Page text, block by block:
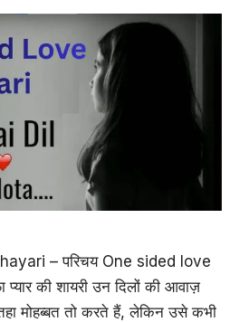
– परिचय One sided love
की शायरी उन दिलों की आवाज़
मोहब्बत तो करते हैं, लेकिन उसे कभी